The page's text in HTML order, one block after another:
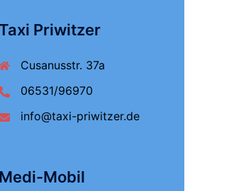
Taxi Priwitzer
Cusanusstr. 37a
06531/96970
info@taxi-priwitzer.de
Medi-Mobil